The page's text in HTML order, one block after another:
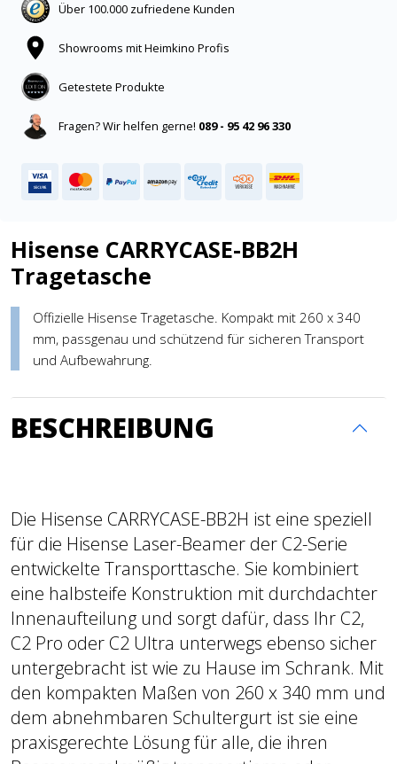
Über 100.000 zufriedene Kunden
Showrooms mit Heimkino Profis
Getestete Produkte
Fragen? Wir helfen gerne! 089 - 95 42 96 330
Hisense CARRYCASE-BB2H
Tragetasche
Offizielle Hisense Tragetasche. Kompakt mit 260 x 340
mm, passgenau und schützend für sicheren Transport
und Aufbewahrung.
BESCHREIBUNG
Die Hisense CARRYCASE-BB2H ist eine speziell
für die Hisense Laser-Beamer der C2-Serie
entwickelte Transporttasche. Sie kombiniert
eine halbsteife Konstruktion mit durchdachter
Innenaufteilung und sorgt dafür, dass Ihr C2,
C2 Pro oder C2 Ultra unterwegs ebenso sicher
untergebracht ist wie zu Hause im Schrank. Mit
den kompakten Maßen von 260 x 340 mm und
dem abnehmbaren Schultergurt ist sie eine
praxisgerechte Lösung für alle, die ihren